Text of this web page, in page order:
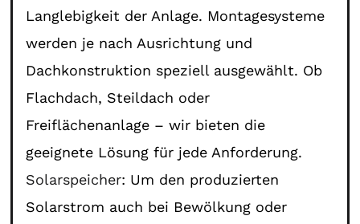
Langlebigkeit der Anlage. Montagesysteme
werden je nach Ausrichtung und
Dachkonstruktion speziell ausgewählt. Ob
Flachdach, Steildach oder
Freiflächenanlage – wir bieten die
geeignete Lösung für jede Anforderung.
Solarspeicher: Um den produzierten
Solarstrom auch bei Bewölkung oder